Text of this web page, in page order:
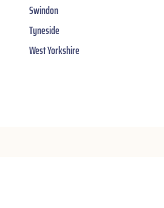
Swindon
Tyneside
West Yorkshire